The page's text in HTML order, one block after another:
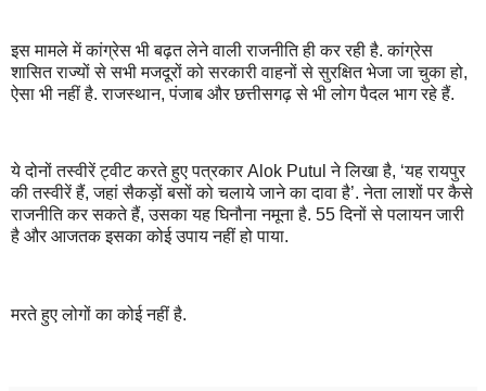
इस मामले में कांग्रेस भी बढ़त लेने वाली राजनीति ही कर रही है. कांग्रेस
शासित राज्यों से सभी मजदूरों को सरकारी वाहनों से सुरक्षित भेजा जा चुका हो,
ऐसा भी नहीं है. राजस्थान, पंजाब और छत्तीसगढ़ से भी लोग पैदल भाग रहे हैं.
ये दोनों तस्वीरें ट्वीट करते हुए पत्रकार Alok Putul ने लिखा है, ‘यह रायपुर
की तस्वीरें हैं, जहां सैकड़ों बसों को चलाये जाने का दावा है’. नेता लाशों पर कैसे
राजनीति कर सकते हैं, उसका यह घिनौना नमूना है. 55 दिनों से पलायन जारी
है और आजतक इसका कोई उपाय नहीं हो पाया.
मरते हुए लोगों का कोई नहीं है.